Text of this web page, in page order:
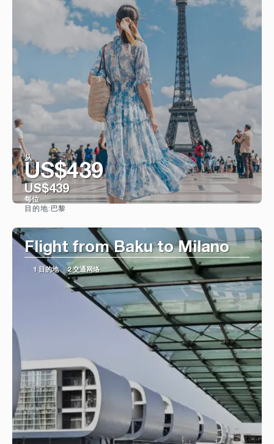
从
US$439
US$439
每位
目的地: 巴黎
Flight from Baku to Milano
1 目的地 2 交通网络